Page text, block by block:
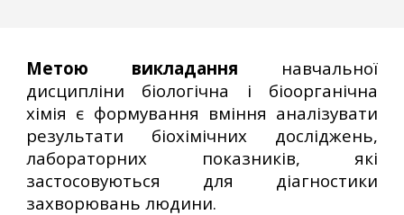
Метою викладання навчальної
дисципліни біологічна і біоорганічна
хімія є формування вміння аналізувати
результати біохімічних досліджень,
лабораторних показників, які
застосовуються для діагностики
захворювань людини.